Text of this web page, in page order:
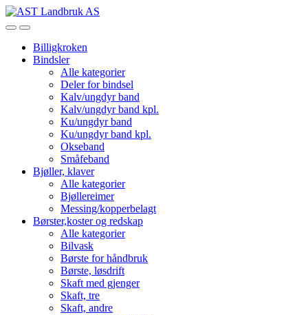
Skip
to
Skip
to
OpenClose
Billigkroken
Bindsler
Alle kategorier
Deler for bindsel
Kalv/ungdyr band
Kalv/ungdyr band kpl.
Ku/ungdyr band
Ku/ungdyr band kpl.
Okseband
Småfeband
Bjøller, klaver
Alle kategorier
Bjøllereimer
Messing/kopperbelagt
Børster,koster og redskap
Alle kategorier
Bilvask
Børste for håndbruk
Børste, løsdrift
Skaft med gjenger
Skaft, tre
Skaft, andre